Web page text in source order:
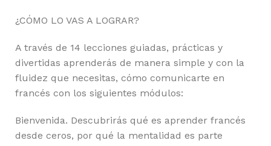
¿CÓMO LO VAS A LOGRAR?
A través de 14 lecciones guiadas, prácticas y
divertidas aprenderás de manera simple y con la
fluidez que necesitas, cómo comunicarte en
francés con los siguientes módulos:
Bienvenida. Descubrirás qué es aprender francés
desde ceros, por qué la mentalidad es parte